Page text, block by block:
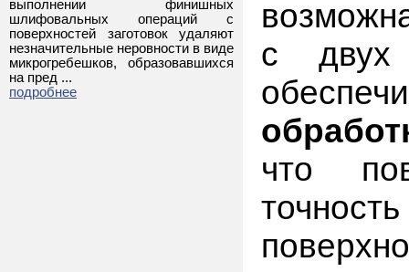
выполнении финишных
шлифовальных операций с
поверхностей заготовок удаляют
незначительные неровности в виде
микрогребешков, образовавшихся
на пред ...
подробнее
с двух
что